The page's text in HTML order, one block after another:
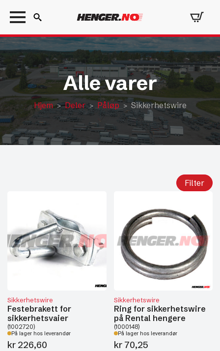
Search
for:
Alle varer
Hjem Deler Påløp Sikkerhetswire
Filter
Sikkerhetswire
Festebrakett for
sikkerhetsvaier
(1002720)
På lager hos leverandør
kr 226,60
Sikkerhetswire
Ring for sikkerhetswire
på Rental hengere
(1000148)
På lager hos leverandør
kr70,25